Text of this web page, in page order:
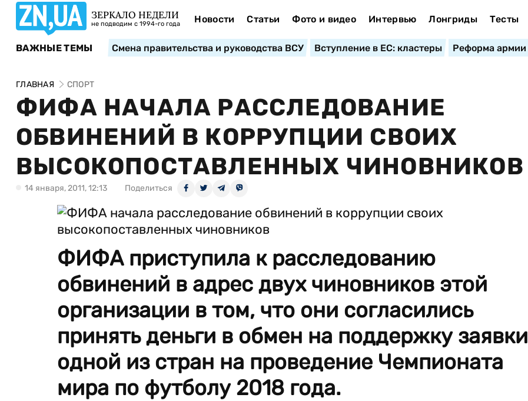
ЗЕРКАЛО НЕДЕЛИ
не подводим с 1994-го года Новости Статьи Фото и видео Интервью Лонгриды Тесты
ВАЖНЫЕ ТЕМЫ Смена правительства и руководства ВСУ Вступление в ЕС: кластеры Реформа армии
ГЛАВНАЯ СПОРТ
ФИФА НАЧАЛА РАССЛЕДОВАНИЕ
ОБВИНЕНИЙ В КОРРУПЦИИ СВОИХ
ВЫСОКОПОСТАВЛЕННЫХ ЧИНОВНИКОВ
14 января, 2011, 12:13 Поделиться
ФИФА приступила к расследованию
обвинений в адрес двух чиновников этой
организации в том, что они согласились
принять деньги в обмен на поддержку заявки
одной из стран на проведение Чемпионата
мира по футболу 2018 года.